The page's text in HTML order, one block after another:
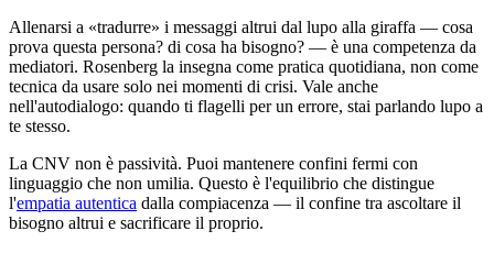
Allenarsi a «tradurre» i messaggi altrui dal lupo alla giraffa — cosa
prova questa persona? di cosa ha bisogno? — è una competenza da
mediatori. Rosenberg la insegna come pratica quotidiana, non come
tecnica da usare solo nei momenti di crisi. Vale anche
nell'autodialogo: quando ti flagelli per un errore, stai parlando lupo a
te stesso.
La CNV non è passività. Puoi mantenere confini fermi con
linguaggio che non umilia. Questo è l'equilibrio che distingue
l'empatia autentica dalla compiacenza — il confine tra ascoltare il
bisogno altrui e sacrificare il proprio.